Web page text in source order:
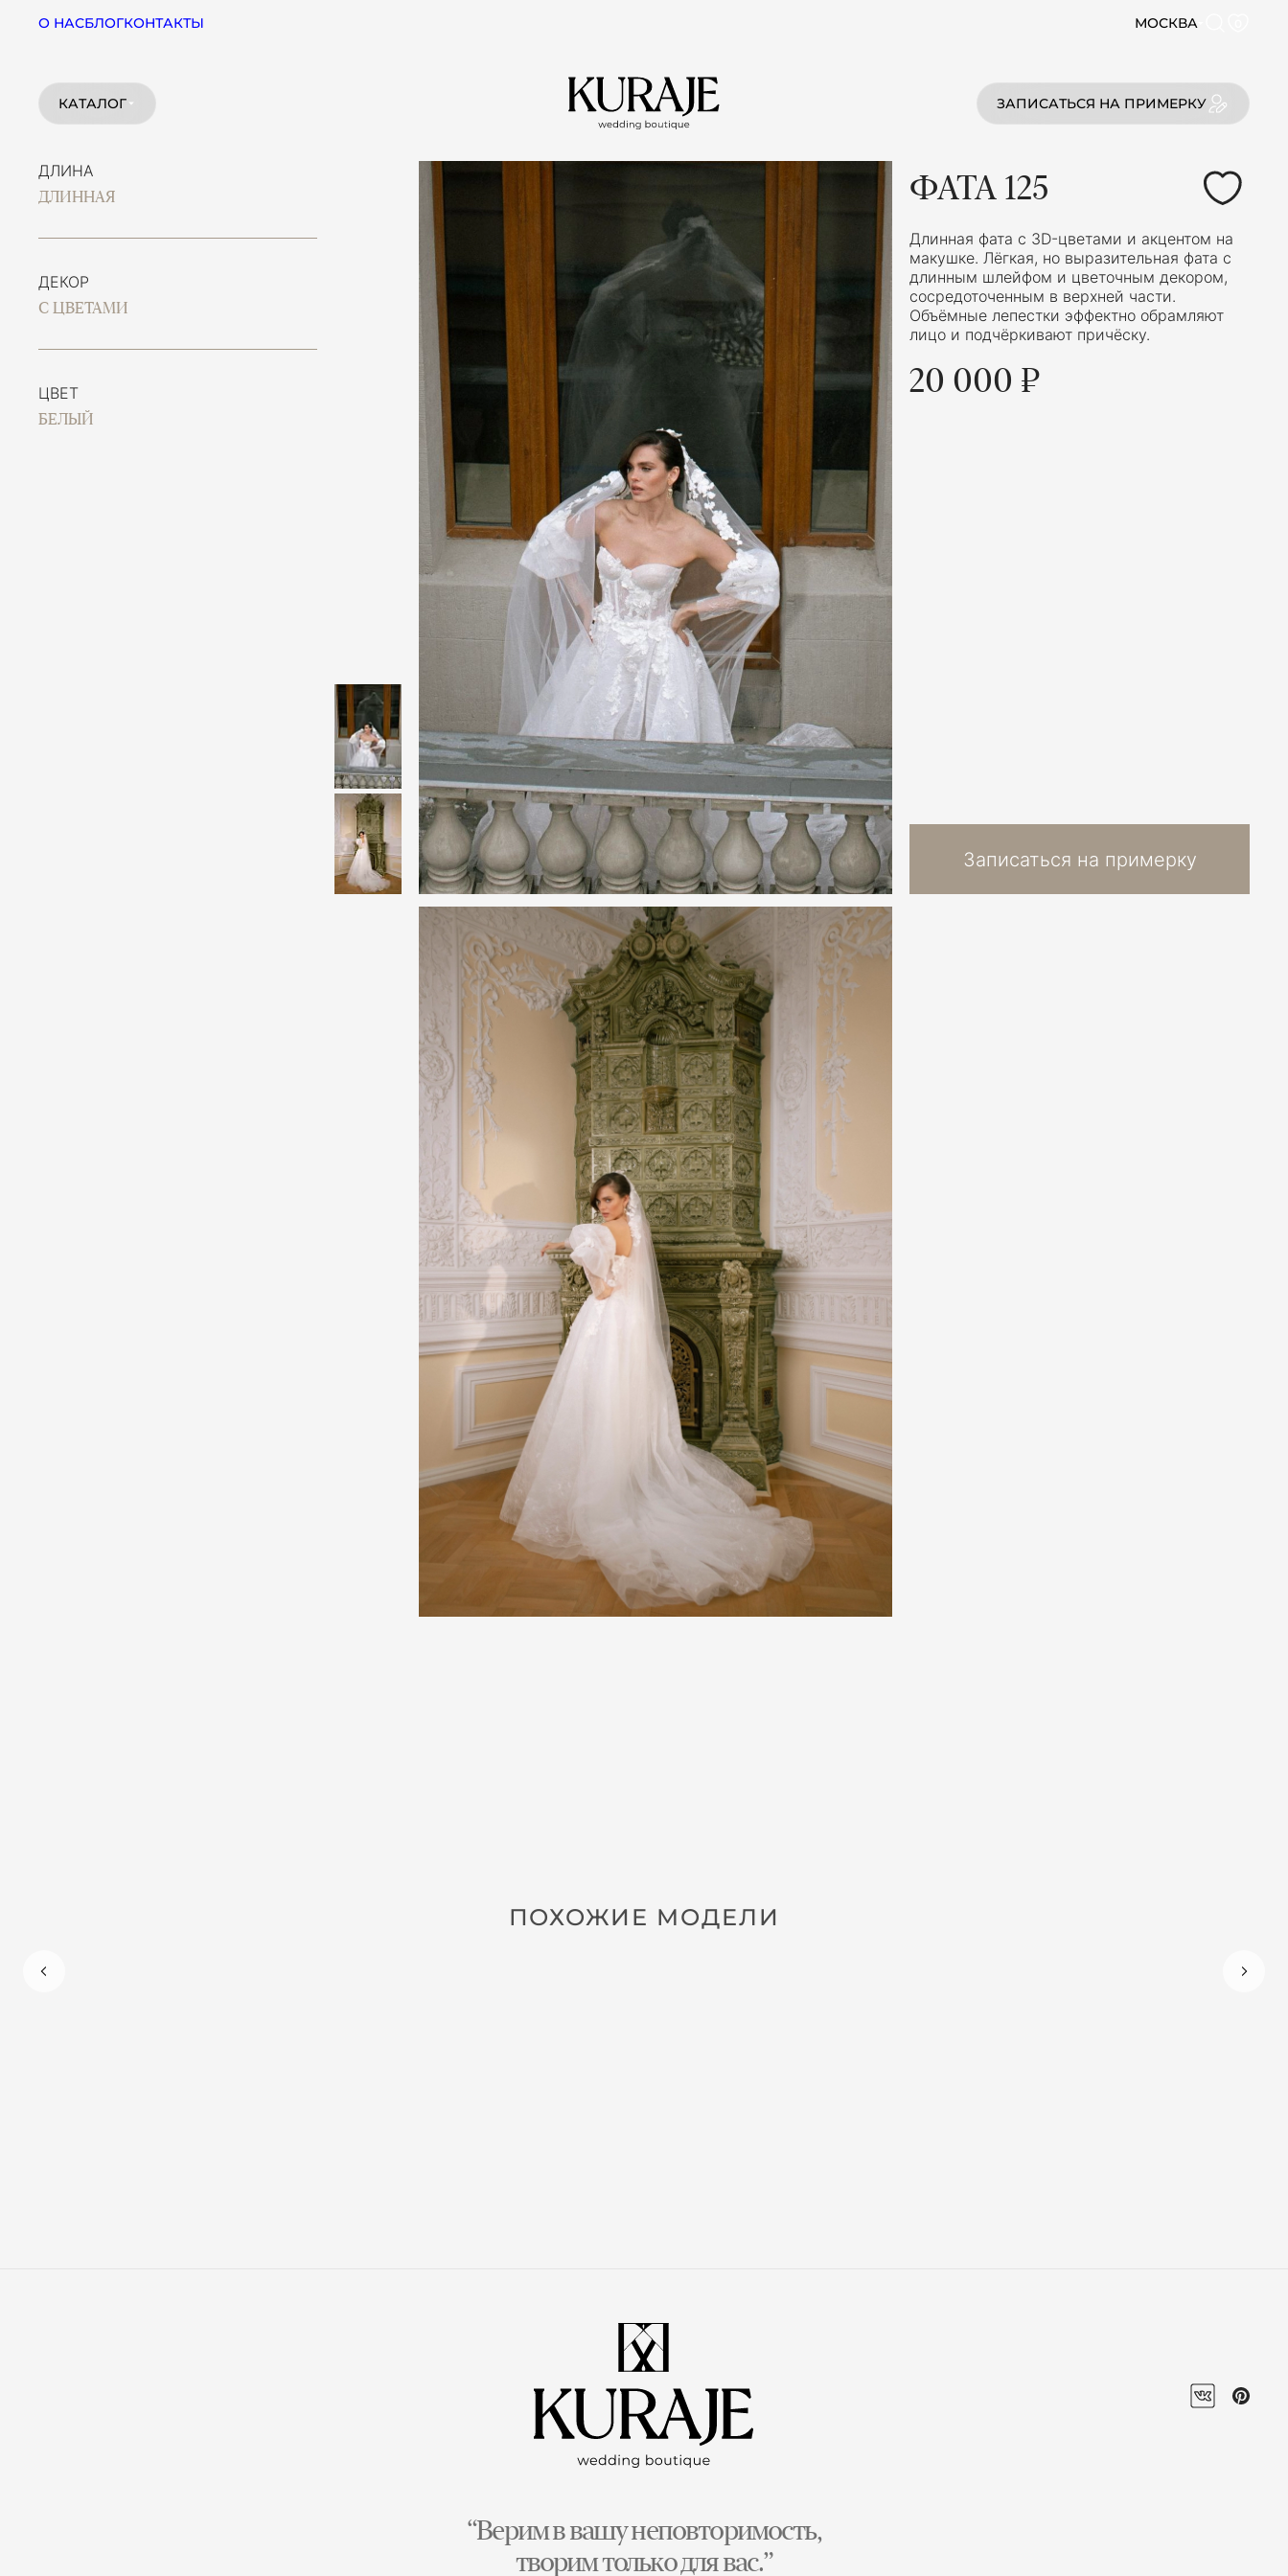
О НАСБЛОГКОНТАКТЫ МОСКВА
КАТАЛОГ ЗАПИСАТЬСЯ НА ПРИМЕРКУ
ДЛИНА
ДЛИННАЯ
ДЕКОР
С ЦВЕТАМИ
ЦВЕТ
БЕЛЫЙ
ФАТА 125
Длинная фата с 3D-цветами и акцентом на
макушке. Лёгкая, но выразительная фата с
длинным шлейфом и цветочным декором,
сосредоточенным в верхней части.
Объёмные лепестки эффектно обрамляют
лицо и подчёркивают причёску.
20 000 ₽
Записаться на примерку
ПОХОЖИЕ МОДЕЛИ
“Верим в вашу неповторимость,
творим только для вас.”